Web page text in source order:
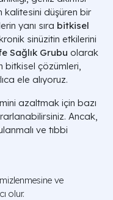
kalitesini düşüren bir
yanı sıra bitkisel
sinüzitin etkilerini
Sağlık Grubu olarak
bitkisel çözümleri,
ele alıyoruz.
azaltmak için bazı
Ancak,
ve tıbbi
ve
olur.